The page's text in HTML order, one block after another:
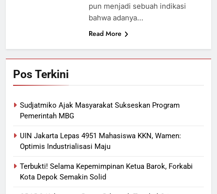
pun menjadi sebuah indikasi
bahwa adanya…
Read More
Pos Terkini
Sudjatmiko Ajak Masyarakat Sukseskan Program
Pemerintah MBG
UIN Jakarta Lepas 4951 Mahasiswa KKN, Wamen:
Optimis Industrialisasi Maju
Terbukti! Selama Kepemimpinan Ketua Barok, Forkabi
Kota Depok Semakin Solid